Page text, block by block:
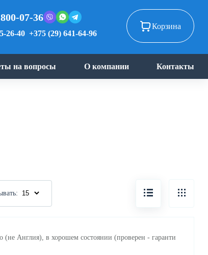
07-36
26-40 +375 (29) 641-64-96
Корзина
на вопросы О компании Контакты
(не Англия), в хорошем состоянии (проверен - гаранти